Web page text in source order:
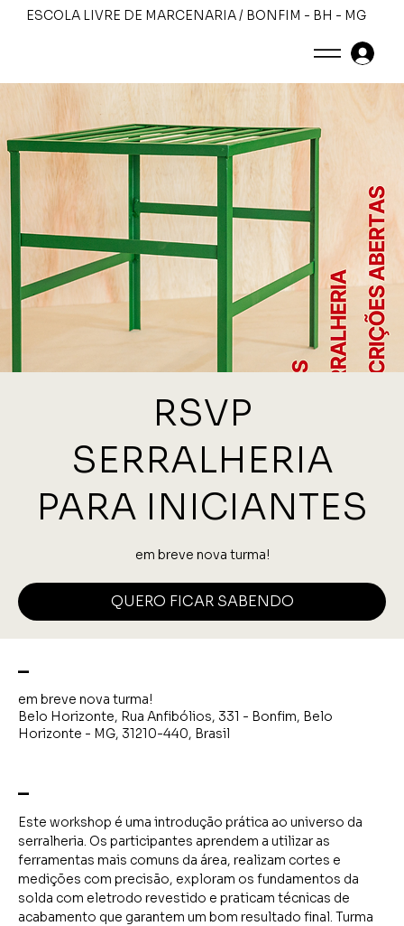
ESCOLA LIVRE DE MARCENARIA / BONFIM - BH - MG
RSVP
SERRALHERIA
PARA INICIANTES
em breve nova turma!
QUERO FICAR SABENDO
em breve nova turma!
Belo Horizonte, Rua Anfibólios, 331 - Bonfim, Belo
Horizonte - MG, 31210-440, Brasil
Este workshop é uma introdução prática ao universo da
serralheria. Os participantes aprendem a utilizar as
ferramentas mais comuns da área, realizam cortes e
medições com precisão, exploram os fundamentos da
solda com eletrodo revestido e praticam técnicas de
acabamento que garantem um bom resultado final. Turma